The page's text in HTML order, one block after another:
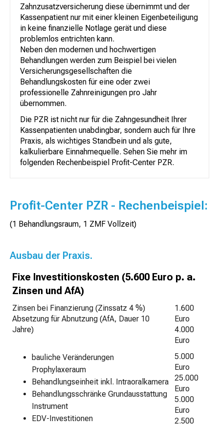
Zahnzusatzversicherung diese übernimmt und der
Kassenpatient nur mit einer kleinen Eigenbeteiligung
in keine finanzielle Notlage gerät und diese
problemlos entrichten kann.
Neben den modernen und hochwertigen
Behandlungen werden zum Beispiel bei vielen
Versicherungsgesellschaften die
Behandlungskosten für eine oder zwei
professionelle Zahnreinigungen pro Jahr
übernommen.
Die PZR ist nicht nur für die Zahngesundheit Ihrer
Kassenpatienten unabdingbar, sondern auch für Ihre
Praxis, als wichtiges Standbein und als gute,
kalkulierbare Einnahmequelle. Sehen Sie mehr im
folgenden Rechenbeispiel Profit-Center PZR.
Profit-Center PZR - Rechenbeispiel:
(1 Behandlungsraum, 1 ZMF Vollzeit)
Ausbau der Praxis.
Fixe Investitionskosten (5.600 Euro p. a.
Zinsen und AfA)
Zinsen bei Finanzierung (Zinssatz 4 %)
Absetzung für Abnutzung (AfA, Dauer 10
Jahre)
1.600
Euro
4.000
Euro
bauliche Veränderungen
Prophylaxeraum
Behandlungseinheit inkl. Intraoralkamera
Behandlungsschränke Grundausstattung
Instrument
EDV-Investitionen
5.000
Euro
25.000
Euro
5.000
Euro
2.500